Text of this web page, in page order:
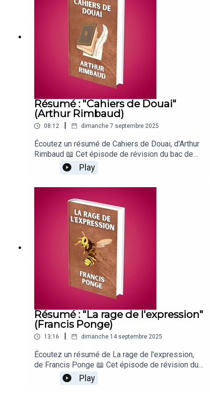
Résumé : "Cahiers de Douai"
(Arthur Rimbaud)
08:12 | dimanche 7 septembre 2025
Écoutez un résumé de Cahiers de Douai, d'Arthur
Rimbaud 📖 Cet épisode de révision du bac de
français a été écrit par Candice de Gastines et
Gabriel Macé. Il est présenté par Loïc Landrau. Un
production du Studio Biloba. Bonne écoute (et
abonnez-vous) 🔔 Autres podcasts
recommandés :🌱 Bac de SVT🎬 Bac de Philo🧠
Culture G🧪 Science Infuse
Play
Résumé : "La rage de l'expression"
(Francis Ponge)
13:16 | dimanche 14 septembre 2025
Écoutez un résumé de La rage de l'expression,
de Francis Ponge 📖 Cet épisode de révision du
bac de français a été écrit par Blandine Cossa,
présenté par Loïc Landrau et produit par le Studio
Play